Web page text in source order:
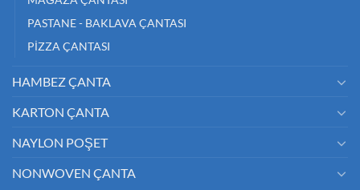
PASTANE - BAKLAVA ÇANTASI
PİZZA ÇANTASI
HAMBEZ ÇANTA
KARTON ÇANTA
NAYLON POŞET
NONWOVEN ÇANTA